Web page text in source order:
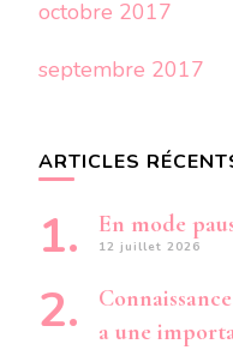
octobre 2017
septembre 2017
ARTICLES
En mode
12 juillet 2026
a une